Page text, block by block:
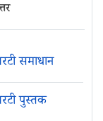
समाधान
पुस्तक